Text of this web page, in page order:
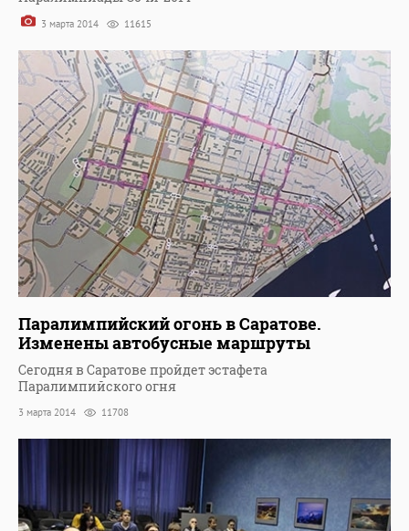
3 марта 2014 11615
Паралимпийский огонь в Саратове.
Изменены автобусные маршруты
Сегодня в Саратове пройдет эстафета
Паралимпийского огня
3 марта 2014 11708